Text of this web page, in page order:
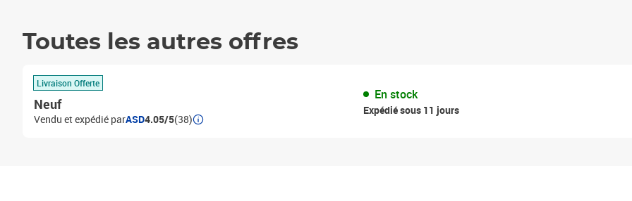
Toutes les autres offres
Livraison Offerte
Neuf
Vendu et expédié parASD4.05/5(38)
En stock
Expédié sous 11 jours